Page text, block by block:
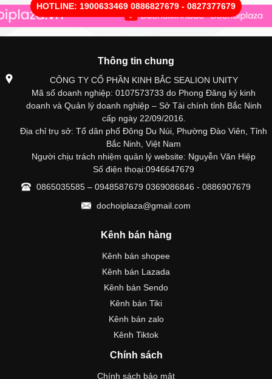
HOTLINE: 1900633469 0886827679 - 0827377679
Thông tin chung
CÔNG TY CỔ PHẦN KINH BẮC SEALION UNITY
Mã số doanh nghiệp: 0107573733 do Phong Đăng ký kinh
doanh và Quản lý doanh nghiệp – Sở Tài chính tỉnh Bắc Ninh
cấp ngày 22/09/2016.
Địa chỉ trụ sở: Tổ dân phố Đông Du Núi, Phường Đào Viên, Tỉnh
Bắc Ninh, Việt Nam
Người chịu trách nhiệm quản lý website: Nguyễn Văn Hiệp
Số điện thoại:0946647679
0865035585 – 0948587679 0369086846 - 0886907679
dochoiplaza@gmail.com
Kênh bán hàng
Kênh bán shopee
Kênh bán Lazada
Kênh bán Sendo
Kênh bán Tiki
Kênh bán zalo
Kênh Tiktok
Chính sách
Chính sách bảo mật